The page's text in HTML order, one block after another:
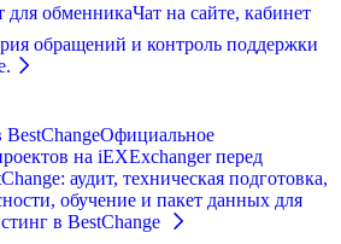
для обменникаЧат на сайте, кабинет
обращений и контроль поддержки
Официальное
на iEXExchanger перед
аудит, техническая подготовка,
обучение и пакет данных для
в BestChange